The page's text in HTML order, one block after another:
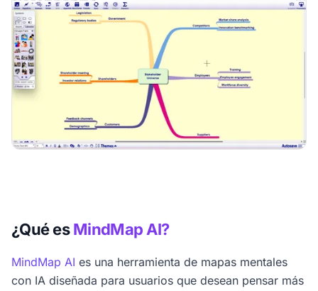
¿Qué esMindMap AI?
MindMap AI es una herramienta de mapas mentales
con IA diseñada para usuarios que desean pensar más